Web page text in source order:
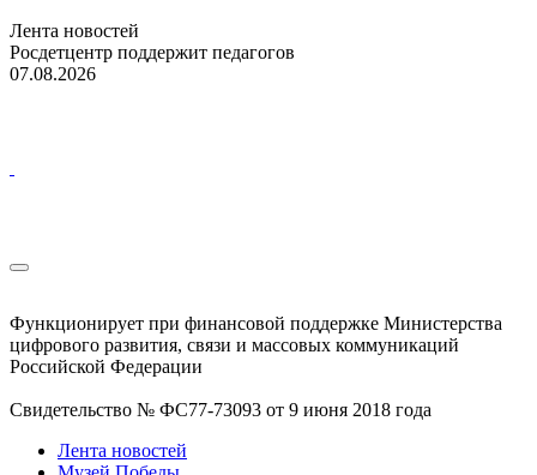
Лента новостей
Росдетцентр поддержит педагогов
07.08.2026
Функционирует при финансовой поддержке Министерства
цифрового развития, связи и массовых коммуникаций
Российской Федерации
Свидетельство № ФС77-73093 от 9 июня 2018 года
Лента новостей